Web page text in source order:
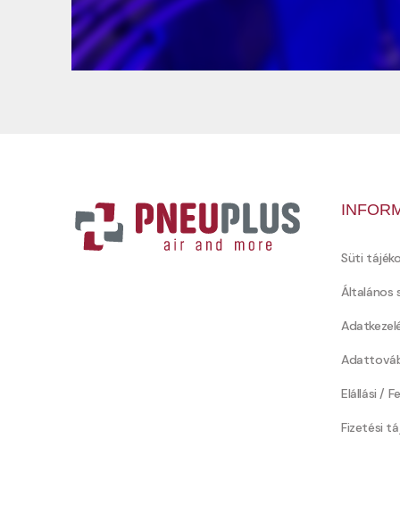
Süti
Általános
Elállási /
Fizetési